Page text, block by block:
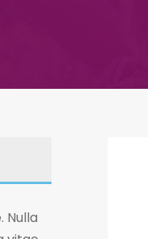
Nulla